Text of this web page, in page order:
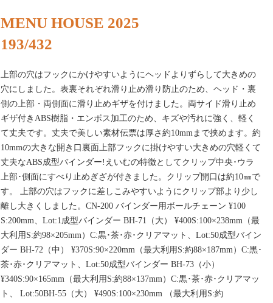
MENU HOUSE 2025
193/432
上部の穴はフックにかけやすいようにヘッドよりずらして大きめの
穴にしました。表裏それぞれ滑り止め滑り防止のため、ヘッド・裏
側の上部・両側面に滑り止めギザを付けました。両サイド滑り止め
ギザ付きABS樹脂・エンボス加工のため、キズや汚れに強く、軽く
て丈夫です。丈夫で美しい素材伝票は厚さ約10mmまで挟めます。約
10mmの大きな開き口裏面上部フックに掛けやすい大きめの穴軽くて
丈夫なABS成型バインダー!えいむの特徴としてクリップ中央･ウラ
上部･側面にすべり止めぎざが付きました。クリップ開口は約10㎜で
す。 上部の穴はフックに差しこみやすいようにクリップ部より少し
離し大きくしました。CN-200 バインダー用ボールチェーン ¥100
S:200mm、Lot:1成型バインダー BH-71（大） ¥400S:100×238mm（最
大利用S:約98×205mm）C:黒･茶･赤･クリアマット、Lot:50成型バイン
ダー BH-72（中） ¥370S:90×220mm（最大利用S:約88×187mm）C:黒･
茶･赤･クリアマット、Lot:50成型バインダー BH-73（小）
¥340S:90×165mm（最大利用S:約88×137mm）C:黒･茶･赤･クリアマッ
ト、 Lot:50BH-55（大） ¥490S:100×230mm （最大利用S:約